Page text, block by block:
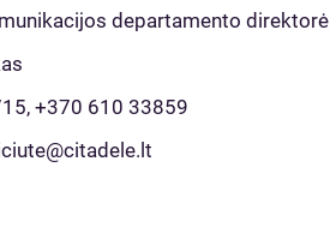
departamento direktorė
+370 610 33859